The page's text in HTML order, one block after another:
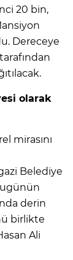
20 bin,
Dereceye
olarak
mirasını
Belediye
derin
birlikte
Ali